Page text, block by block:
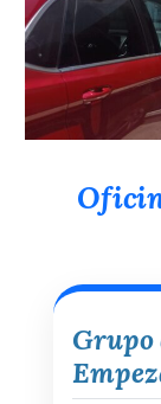
Grupo